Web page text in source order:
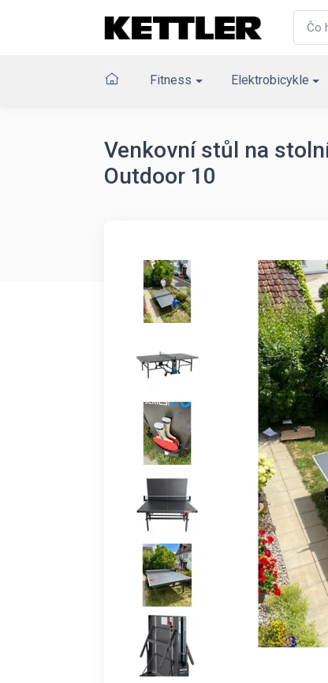
Fitness Elektrobicykle
Venkovní stůl na
Outdoor 10